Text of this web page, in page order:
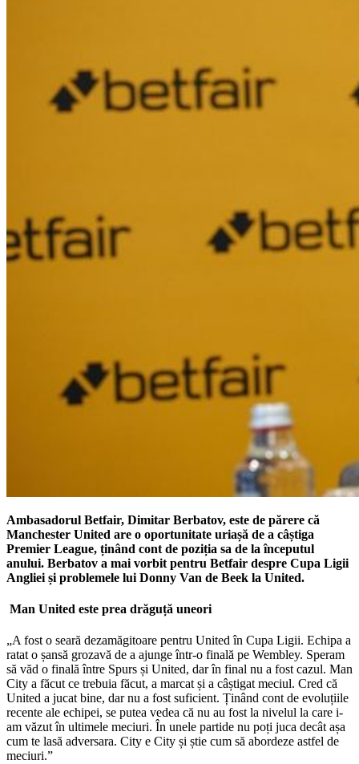
Ambasadorul Betfair, Dimitar Berbatov, este de părere că
Manchester United are o oportunitate uriașă de a câștiga
Premier League, ținând cont de poziția sa de la începutul
anului. Berbatov a mai vorbit pentru Betfair despre Cupa Ligii
Angliei și problemele lui Donny Van de Beek la United.
Man United este prea drăguță uneori
„A fost o seară dezamăgitoare pentru United în Cupa Ligii. Echipa a
ratat o șansă grozavă de a ajunge într-o finală pe Wembley. Speram
să văd o finală între Spurs și United, dar în final nu a fost cazul. Man
City a făcut ce trebuia făcut, a marcat și a câștigat meciul. Cred că
United a jucat bine, dar nu a fost suficient. Ținând cont de evoluțiile
recente ale echipei, se putea vedea că nu au fost la nivelul la care i-
am văzut în ultimele meciuri. În unele partide nu poți juca decât așa
cum te lasă adversara. City e City și știe cum să abordeze astfel de
meciuri.”